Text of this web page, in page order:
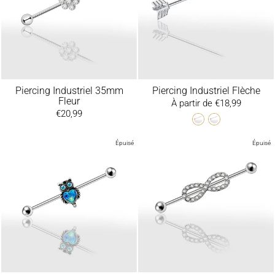
Piercing Industriel 35mm
Fleur
€20,99
Piercing Industriel Flèche
À partir de €18,99
Épuisé Épuisé